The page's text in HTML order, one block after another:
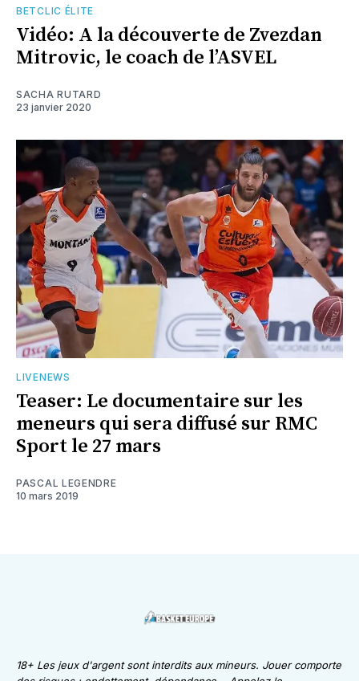
BETCLIC ÉLITE
Vidéo: A la découverte de Zvezdan
Mitrovic, le coach de l’ASVEL
SACHA RUTARD
23 janvier 2020
LIVENEWS
Teaser: Le documentaire sur les
meneurs qui sera diffusé sur RMC
Sport le 27 mars
PASCAL LEGENDRE
10 mars 2019
18+ Les jeux d'argent sont interdits aux mineurs. Jouer comporte